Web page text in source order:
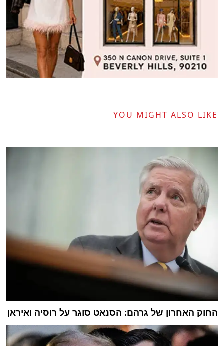
YOU MIGHT ALSO LIKE
החוק האחרון של גרהם: הסנאט סוגר על רוסיה ואיראן